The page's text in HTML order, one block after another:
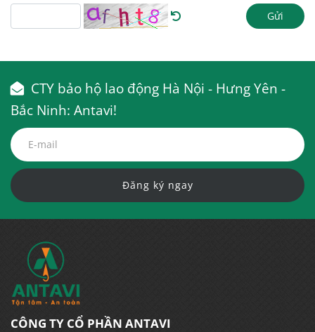
Gửi
CTY bảo hộ lao động Hà Nội - Hưng Yên -
Bắc Ninh: Antavi!
Đăng ký ngay
CÔNG TY CỔ PHẦN ANTAVI